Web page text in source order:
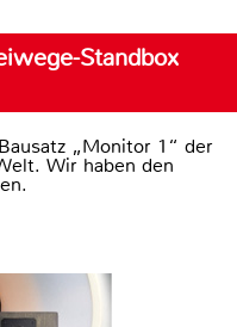
Standbox
„Monitor 1“ der
Wir haben den